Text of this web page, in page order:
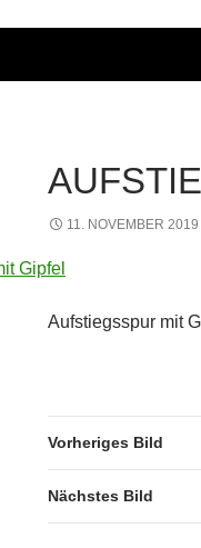
11. NOVEMBER 2019
Aufstiegsspur mit
Vorheriges Bild
Nächstes Bild